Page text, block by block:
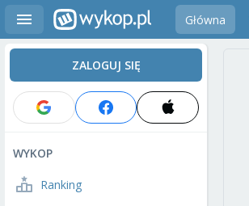
Główna
ZALOGUJ SIĘ
WYKOP
Ranking